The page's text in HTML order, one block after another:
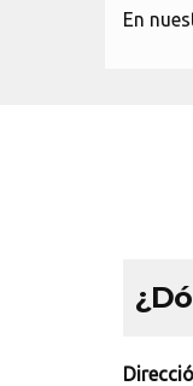
En